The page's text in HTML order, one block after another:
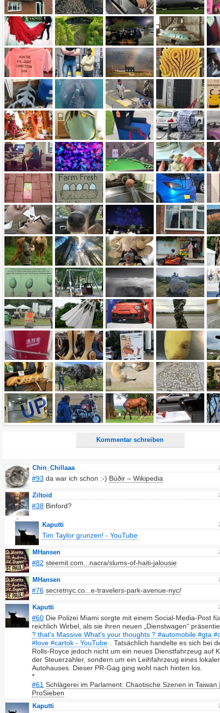
Kommentar schreiben
Name:
E-Mail-Adresse (optional):
Kommentar:
Alle HTML-Tags außer <br>, <strike> und <i> werden aus Deinem Kommentar entfernt.
URLs werden automatisch umgewandelt. Bitte verwende "www." oder "http://" in URLs
Ich möchte eine E-Mail, wenn zu meinem Kommentar Antworten erscheinen.
Ich möchte eine E-Mail, wenn auf dieser Seite weitere Kommentare erscheinen.
Chin_Chillaaa
#93 da war ich schon :-) Búðir – Wikipedia
Ziltoid
#38 Binford?
Kaputti
Tim Taylor grunzen! - YouTube
MHansen
#82 steemit.com...nacra/slums-of-haiti-jalousie
MHansen
#76 secretnyc.co...e-travelers-park-avenue-nyc/
Kaputti
#60 Die Polizei Miami sorgte mit einem Social-Media-Post
reichlich Wirbel, als sie ihren neuen „Dienstwagen“
? that's Massive What's your thoughts ? #automobile #gta
#love #cartok - YouTube . Tatsächlich handelte es sich bei
Rolls-Royce jedoch nicht um ein neues Dienstfahrzeug auf
der Steuerzahler, sondern um ein Leihfahrzeug eines
Autohauses. Dieser PR-Gag ging wohl nach hinten los.
*
#61 Schlägerei im Parlament: Chaotische Szenen in Taiwan
ProSieben
Kaputti